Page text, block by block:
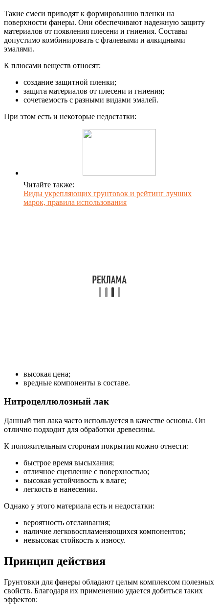
Такие смеси приводят к формированию пленки на
поверхности фанеры. Они обеспечивают надежную защиту
материалов от появления плесени и гниения. Составы
допустимо комбинировать с фталевыми и алкидными
эмалями.
К плюсами веществ относят:
создание защитной пленки;
защита материалов от плесени и гниения;
сочетаемость с разными видами эмалей.
При этом есть и некоторые недостатки:
Читайте также:
Виды укрепляющих грунтовок и рейтинг лучших
марок, правила использования
высокая цена;
вредные компоненты в составе.
Нитроцеллюлозный лак
Данный тип лака часто используется в качестве основы. Он
отлично подходит для обработки древесины.
К положительным сторонам покрытия можно отнести:
быстрое время высыхания;
отличное сцепление с поверхностью;
высокая устойчивость к влаге;
легкость в нанесении.
Однако у этого материала есть и недостатки:
вероятность отслаивания;
наличие легковоспламеняющихся компонентов;
невысокая стойкость к износу.
Принцип действия
Грунтовки для фанеры обладают целым комплексом полезных
свойств. Благодаря их применению удается добиться таких
эффектов: